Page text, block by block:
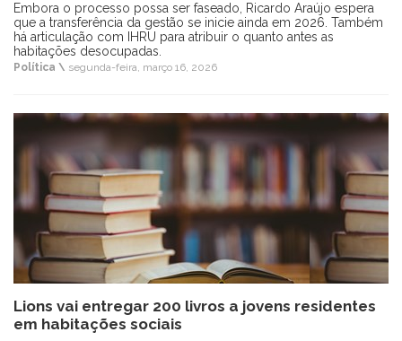
Embora o processo possa ser faseado, Ricardo Araújo espera
que a transferência da gestão se inicie ainda em 2026. Também
há articulação com IHRU para atribuir o quanto antes as
habitações desocupadas.
Política \ segunda-feira, março 16, 2026
Lions vai entregar 200 livros a jovens residentes
em habitações sociais